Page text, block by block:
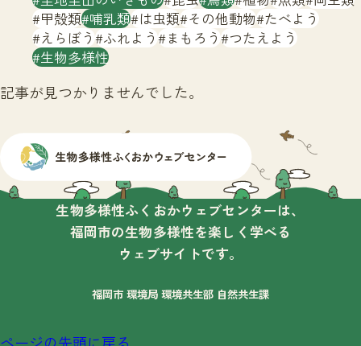
甲殻類 哺乳類 は虫類 その他動物 たべよう
えらぼう ふれよう まもろう つたえよう
生物多様性
記事が見つかりませんでした。
生物多様性ふくおかウェブセンターは、
福岡市の生物多様性を楽しく学べる
ウェブサイトです。
福岡市 環境局 環境共生部 自然共生課